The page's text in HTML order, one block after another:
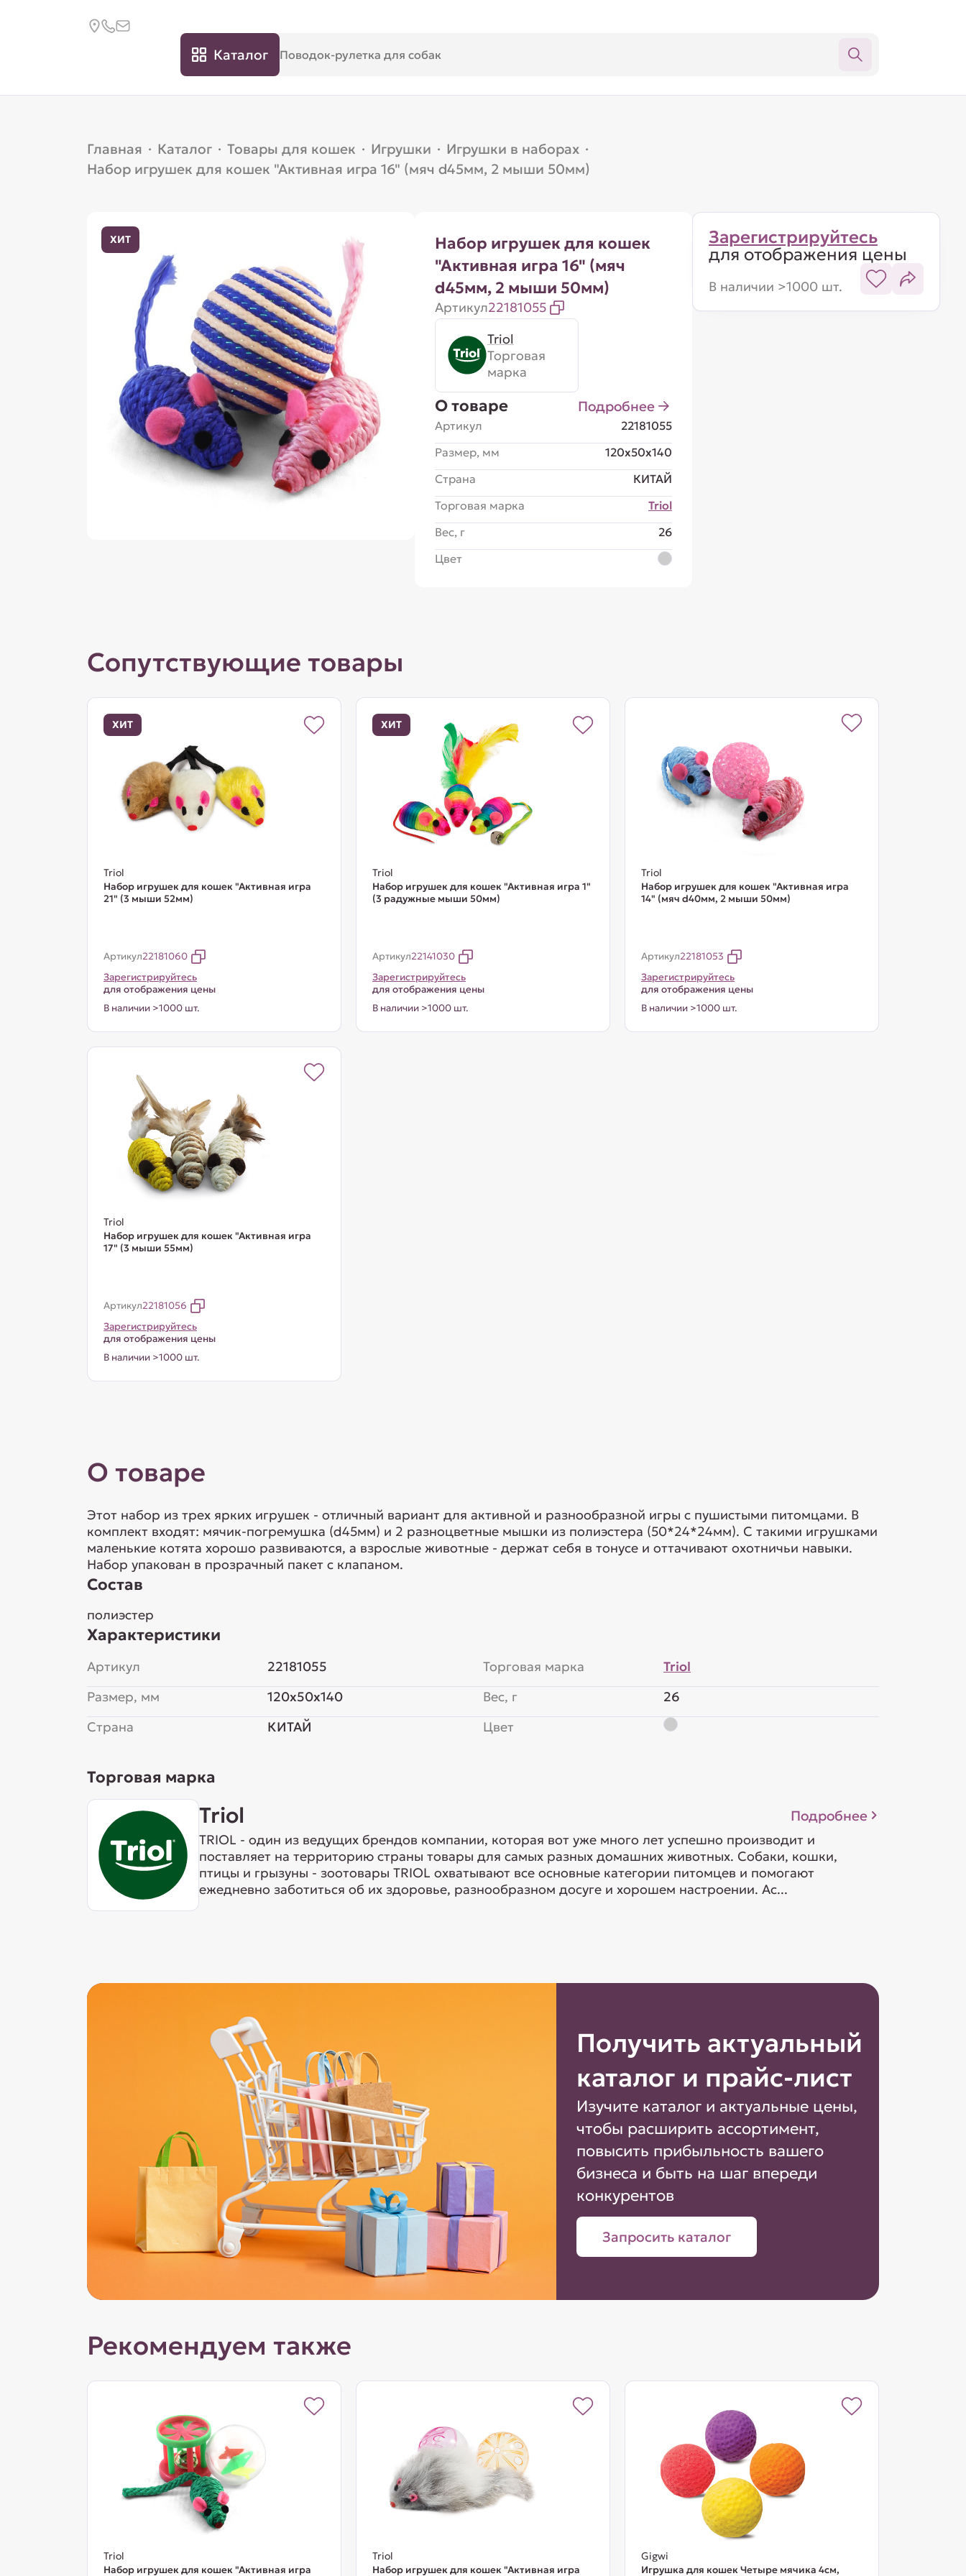
Каталог
Главная · Каталог · Товары для кошек · Игрушки · Игрушки в наборах ·
Набор игрушек для кошек "Активная игра 16" (мяч d45мм, 2 мыши 50мм)
ХИТ
Набор игрушек для кошек
"Активная игра 16" (мяч
d45мм, 2 мыши 50мм)
Артикул22181055
Triol
Торговая
марка
О товаре Подробнее
Артикул
22181055
Размер, мм
120x50x140
Страна
КИТАЙ
Торговая марка
Triol
Вес, г
26
Цвет
Зарегистрируйтесь
для отображения цены
В наличии >1000 шт.
Сопутствующие товары
ХИТ
Triol
Набор игрушек для кошек "Активная игра
21" (3 мыши 52мм)
Артикул22181060
Зарегистрируйтесь
для отображения цены
В наличии >1000 шт.
ХИТ
Triol
Набор игрушек для кошек "Активная игра 1"
(3 радужные мыши 50мм)
Артикул22141030
Зарегистрируйтесь
для отображения цены
В наличии >1000 шт.
Triol
Набор игрушек для кошек "Активная игра
14" (мяч d40мм, 2 мыши 50мм)
Артикул22181053
Зарегистрируйтесь
для отображения цены
В наличии >1000 шт.
Triol
Набор игрушек для кошек "Активная игра
17" (3 мыши 55мм)
Артикул22181056
Зарегистрируйтесь
для отображения цены
В наличии >1000 шт.
О товаре
Этот набор из трех ярких игрушек - отличный вариант для активной и разнообразной игры с пушистыми питомцами. В
комплект входят: мячик-погремушка (d45мм) и 2 разноцветные мышки из полиэстера (50*24*24мм). С такими игрушками
маленькие котята хорошо развиваются, а взрослые животные - держат себя в тонусе и оттачивают охотничьи навыки.
Набор упакован в прозрачный пакет c клапаном.
Состав
полиэстер
Характеристики
Артикул
22181055
Размер, мм
120x50x140
Страна
КИТАЙ
Торговая марка
Triol
Вес, г
26
Цвет
Торговая марка
Triol Подробнее
TRIOL - один из ведущих брендов компании, которая вот уже много лет успешно производит и
поставляет на территорию страны товары для самых разных домашних животных. Собаки, кошки,
птицы и грызуны - зоотовары TRIOL охватывают все основные категории питомцев и помогают
ежедневно заботиться об их здоровье, разнообразном досуге и хорошем настроении. Ас...
Получить актуальный
каталог и прайс-лист
Изучите каталог и актуальные цены,
чтобы расширить ассортимент,
повысить прибыльность вашего
бизнеса и быть на шаг впереди
конкурентов
Запросить каталог
Рекомендуем также
Triol
Набор игрушек для кошек "Активная игра
Triol
Набор игрушек для кошек "Активная игра
Gigwi
Игрушка для кошек Четыре мячика 4см,